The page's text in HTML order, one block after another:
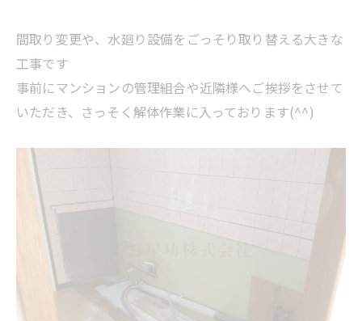
間取り変更や、水廻り設備をごっそり取り替える大きな
工事です
事前にマンションの管理組合や近隣様へご挨拶をさせて
いただき、さっそく解体作業に入っております(^^)